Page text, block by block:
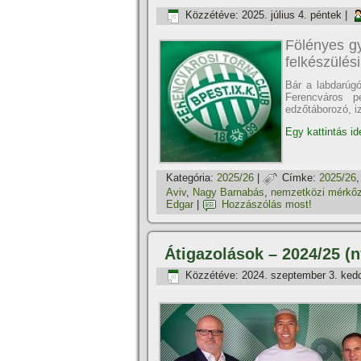
Közzétéve: 2025. július 4. péntek
Fölényes
Bár a
Ferencváros
edzőtáborozó,
Egy kattintás
Kategória: 2025/26 Címke: 2025/26,
Aviv, Nagy Barnabás, nemzetközi
Edgar
Hozzászólás most!
Átigazolások – 2024/25
Közzétéve: 2024. szeptember 3.